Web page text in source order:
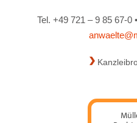
Tel. +49 721 – 9 85 67-0